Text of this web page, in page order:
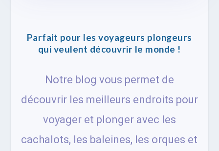
Parfait pour les voyageurs plongeurs
qui veulent découvrir le monde !
Notre blog vous permet de
découvrir les meilleurs endroits pour
voyager et plonger avec les
cachalots, les baleines, les orques et